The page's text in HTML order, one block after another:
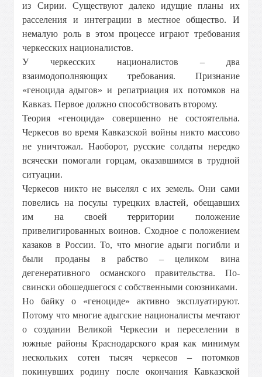
из Сирии. Существуют далеко идущие планы их
расселения и интеграции в местное общество. И
немалую роль в этом процессе играют требования
черкесских националистов.
У черкесских националистов – два
взаимодополняющих требования. Признание
«геноцида адыгов» и репатриация их потомков на
Кавказ. Первое должно способствовать второму.
Теория «геноцида» совершенно не состоятельна.
Черкесов во время Кавказской войны никто массово
не уничтожал. Наоборот, русские солдаты нередко
всячески помогали горцам, оказавшимся в трудной
ситуации.
Черкесов никто не выселял с их земель. Они сами
повелись на посулы турецких властей, обещавших
им на своей территории положение
привелигированных воинов. Сходное с положением
казаков в России. То, что многие адыги погибли и
были проданы в рабство – целиком вина
дегенеративного османского правительства. По-
свински обошедшегося с собственными союзниками.
Но байку о «геноциде» активно эксплуатируют.
Потому что многие адыгские националисты мечтают
о создании Великой Черкесии и переселении в
южные районы Краснодарского края как минимум
нескольких сотен тысяч черкесов – потомков
покинувших родину после окончания Кавказской